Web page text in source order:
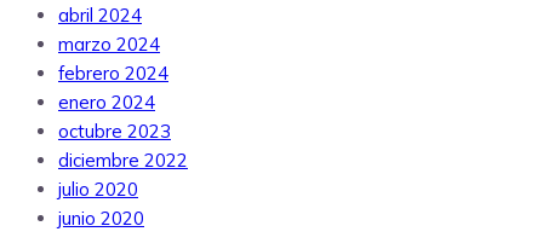
abril 2024
marzo 2024
febrero 2024
enero 2024
octubre 2023
diciembre 2022
julio 2020
junio 2020